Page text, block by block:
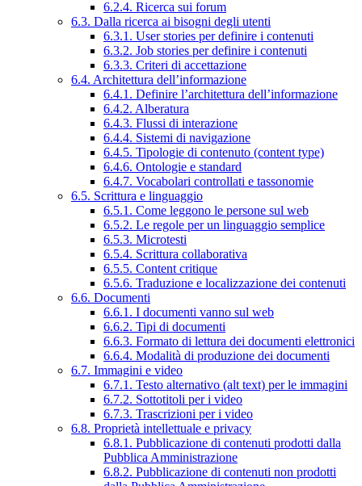
6.2.4. Ricerca sui forum
6.3. Dalla ricerca ai bisogni degli utenti
6.3.1. User stories per definire i contenuti
6.3.2. Job stories per definire i contenuti
6.3.3. Criteri di accettazione
6.4. Architettura dell’informazione
6.4.1. Definire l’architettura dell’informazione
6.4.2. Alberatura
6.4.3. Flussi di interazione
6.4.4. Sistemi di navigazione
6.4.5. Tipologie di contenuto (content type)
6.4.6. Ontologie e standard
6.4.7. Vocabolari controllati e tassonomie
6.5. Scrittura e linguaggio
6.5.1. Come leggono le persone sul web
6.5.2. Le regole per un linguaggio semplice
6.5.3. Microtesti
6.5.4. Scrittura collaborativa
6.5.5. Content critique
6.5.6. Traduzione e localizzazione dei contenuti
6.6. Documenti
6.6.1. I documenti vanno sul web
6.6.2. Tipi di documenti
6.6.3. Formato di lettura dei documenti elettronici
6.6.4. Modalità di produzione dei documenti
6.7. Immagini e video
6.7.1. Testo alternativo (alt text) per le immagini
6.7.2. Sottotitoli per i video
6.7.3. Trascrizioni per i video
6.8. Proprietà intellettuale e privacy
6.8.1. Pubblicazione di contenuti prodotti dalla
Pubblica Amministrazione
6.8.2. Pubblicazione di contenuti non prodotti